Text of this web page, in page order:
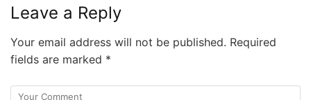
Leave a Reply
Your email address will not be published. Required
fields are marked *